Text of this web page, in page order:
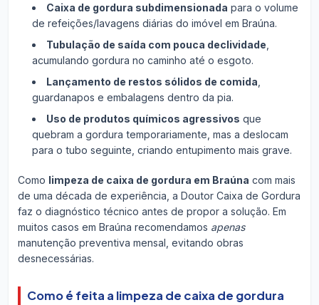
Caixa de gordura subdimensionada para o volume
de refeições/lavagens diárias do imóvel em Braúna.
Tubulação de saída com pouca declividade
acumulando gordura no caminho até o esgoto.
Lançamento de restos sólidos de comida
guardanapos e embalagens dentro da pia.
Uso de produtos químicos agressivos que
quebram a gordura temporariamente, mas a deslocam
para o tubo seguinte, criando entupimento mais grave.
Como limpeza de caixa de gordura em Braúna com mais
de uma década de experiência, a Doutor Caixa de Gordura
faz o diagnóstico técnico antes de propor a solução. Em
muitos casos em Braúna recomendamos apenas
manutenção preventiva mensal, evitando obras
desnecessárias.
Como é feita a limpeza de caixa de gordura